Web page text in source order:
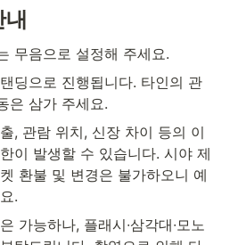
무음으로 설정해 주세요.
딩으로 진행됩니다. 타인의 관
은 삼가 주세요.
, 관람 위치, 신장 차이 등의 이
이 발생할 수 있습니다. 시야 제
환불 및 변경은 불가하오니 예
.
가능하나, 플래시∙삼각대∙모노